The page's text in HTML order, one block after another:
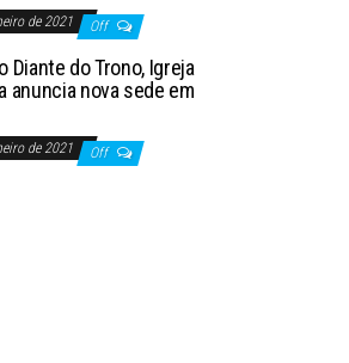
de 2021 Off
Diante do Trono, Igreja
anuncia nova sede em
de 2021 Off